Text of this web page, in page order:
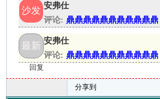
沙发 安弗仕
评论: 鼎鼎鼎鼎鼎鼎鼎鼎鼎鼎鼎
最新 安弗仕
评论: 鼎鼎鼎鼎鼎鼎鼎鼎鼎鼎鼎
回复
分享到